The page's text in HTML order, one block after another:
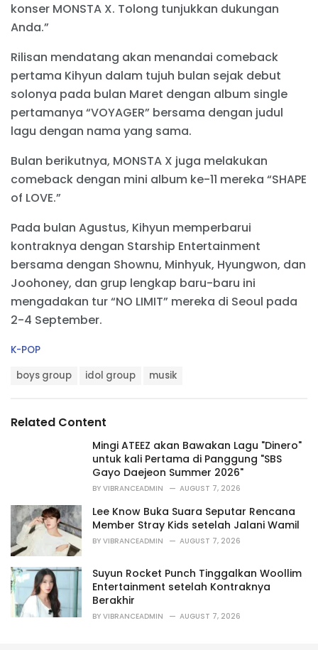
konser MONSTA X. Tolong tunjukkan dukungan
Anda.”
Rilisan mendatang akan menandai comeback
pertama Kihyun dalam tujuh bulan sejak debut
solonya pada bulan Maret dengan album single
pertamanya “VOYAGER” bersama dengan judul
lagu dengan nama yang sama.
Bulan berikutnya, MONSTA X juga melakukan
comeback dengan mini album ke-11 mereka “SHAPE
of LOVE.”
Pada bulan Agustus, Kihyun memperbarui
kontraknya dengan Starship Entertainment
bersama dengan Shownu, Minhyuk, Hyungwon, dan
Joohoney, dan grup lengkap baru-baru ini
mengadakan tur “NO LIMIT” mereka di Seoul pada
2-4 September.
C
r
K-POP
:
boys group idol group musik
Related Content
Mingi ATEEZ akan Bawakan Lagu "Dinero"
untuk kali Pertama di Panggung "SBS
Gayo Daejeon Summer 2026"
BY VIBRANCEADMIN AUGUST 7, 2026
Lee Know Buka Suara Seputar Rencana
Member Stray Kids setelah Jalani Wamil
BY VIBRANCEADMIN AUGUST 7, 2026
Suyun Rocket Punch Tinggalkan Woollim
Entertainment setelah Kontraknya
Berakhir
BY VIBRANCEADMIN AUGUST 7, 2026